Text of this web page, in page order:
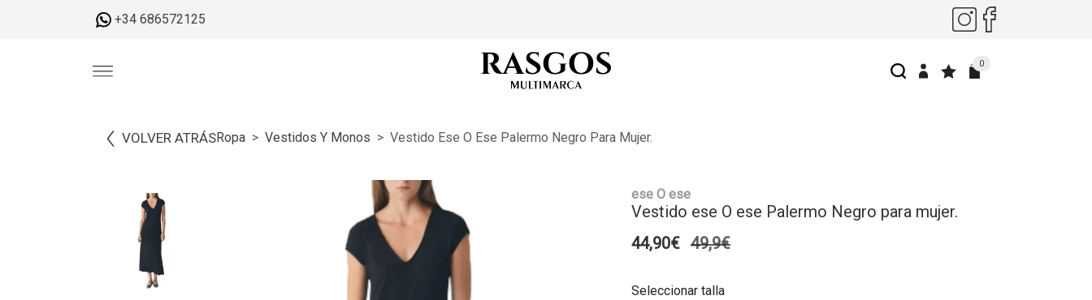
+34 686572125
0
VOLVER ATRÁSRopa Vestidos Y Monos Vestido Ese O Ese Palermo Negro Para Mujer.
ese O ese
Vestido ese O ese Palermo Negro para mujer.
44,90€ 49,9€
Seleccionar talla